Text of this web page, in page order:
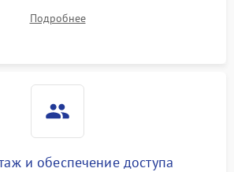
слива, нагрева, вращения
или срабатывание системы защиты
Подробнее
и обеспечение доступа